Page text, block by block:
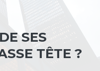
SES
TÊTE ?